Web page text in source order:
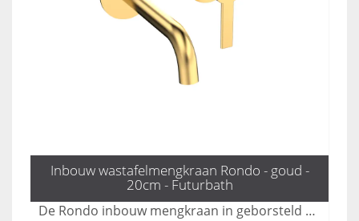
Inbouw wastafelmengkraan Rondo - goud -
20cm - Futurbath
De Rondo inbouw mengkraan in geborsteld mat goud voegt een luxe uitstraling toe aan uw badkamer. Met een praktische uitloop van 20 cm combineert deze kraan elegant design met optimale functionaliteit, perfect voor een moderne badkamerinrichting. Upgrade uw ruimte met deze stijlvolle en duurzame kraan.